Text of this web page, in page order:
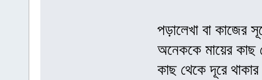
পড়ালেখা বা কাজের
অনেককে মায়ের কাছ
কাছ থেকে দূরে